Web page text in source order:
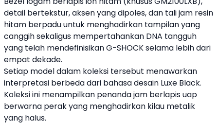
detail bertekstur, aksen yang dipoles, dan tali jam resin
hitam berpadu untuk menghadirkan tampilan yang
canggih sekaligus mempertahankan DNA tangguh
yang telah mendefinisikan G-SHOCK selama lebih dari
empat dekade.
Setiap model dalam koleksi tersebut menawarkan
interpretasi berbeda dari bahasa desain Luxe Black.
Koleksi ini menampilkan penanda jam berlapis uap
berwarna perak yang menghadirkan kilau metalik
yang halus.